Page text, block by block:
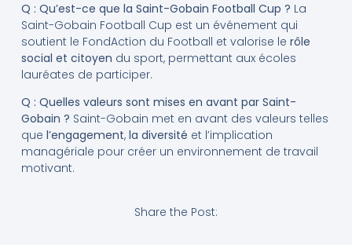
Q : Qu’est-ce que la Saint-Gobain Football Cup ? La
Saint-Gobain Football Cup est un événement qui
soutient le FondAction du Football et valorise le rôle
social et citoyen du sport, permettant aux écoles
lauréates de participer.
Q : Quelles valeurs sont mises en avant par Saint-
Gobain ? Saint-Gobain met en avant des valeurs telles
que l’engagement, la diversité et l’implication
managériale pour créer un environnement de travail
motivant.
Share the Post: